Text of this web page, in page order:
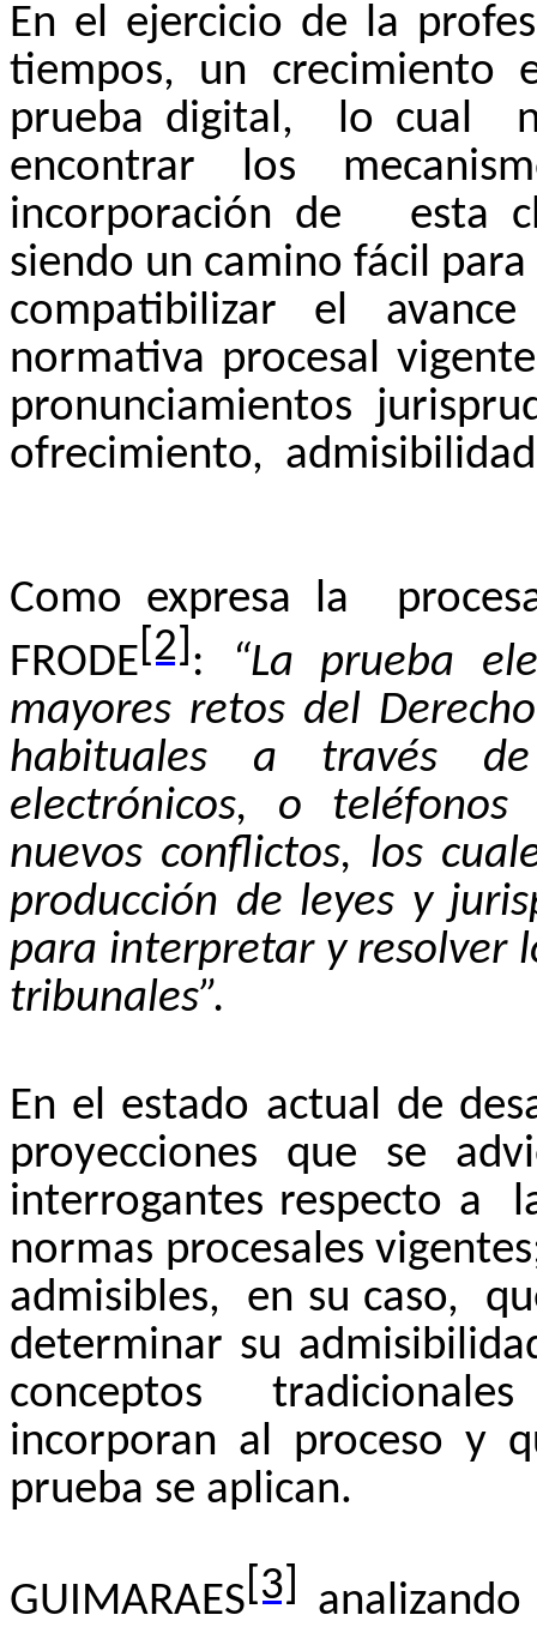
En el ejercicio de la
tiempos, un crecimiento
prueba digital,
lo cual
encontrar los
incorporación de
esta
siendo un camino fácil
compatibilizar el
normativa procesal
pronunciamientos
ofrecimiento,
Como expresa la
FRODE [2] :
“La prueba
mayores retos del
habituales a través
electrónicos, o teléfonos
nuevos conflictos, los
producción de leyes y
para interpretar y resolver
tribunales”.
En el estado actual de
proyecciones que se
interrogantes respecto a
normas procesales
admisibles,
en su caso,
determinar su
conceptos
incorporan al proceso y
prueba se aplican.
GUIMARAES [3]